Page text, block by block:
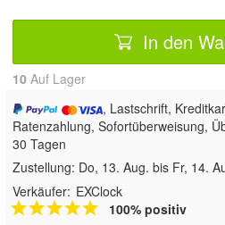
In den
10 Auf Lager
, Lastschrift,
Ratenzahlung, Sofortüberweisung,
30 Tagen
Zustellung: Do, 13. Aug. bis Fr, 14.
Verkäufer: EXClock
100% positiv